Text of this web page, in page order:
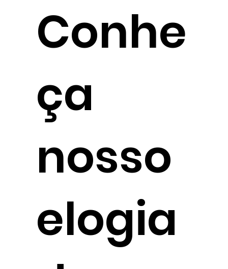
Conhe
ça
nosso
elogia